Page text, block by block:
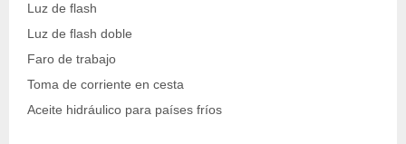
Luz de flash
Luz de flash doble
Faro de trabajo
Toma de corriente en cesta
Aceite hidráulico para países fríos